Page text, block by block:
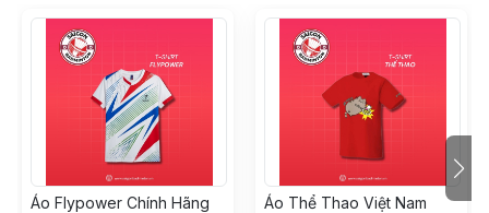
Áo Flypower Chính Hãng Áo Thể Thao Việt Nam